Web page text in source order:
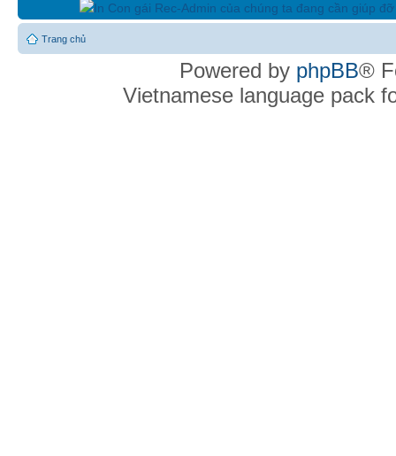
In Con gái Rec-Admin của chúng ta đang cần giúp
Trang chủ
Powered by phpBB®
Vietnamese language pack